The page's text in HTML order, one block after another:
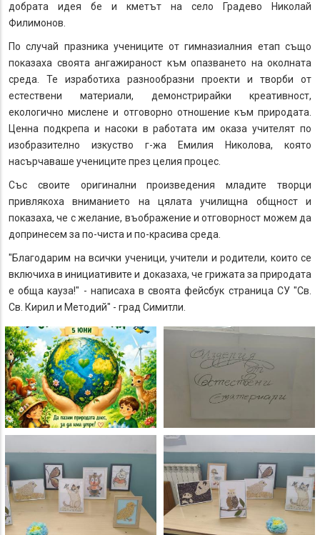
добрата идея бе и кметът на село Градево Николай
Филимонов.
По случай празника учениците от гимназиалния етап също
показаха своята ангажираност към опазването на околната
среда. Те изработиха разнообразни проекти и творби от
естествени материали, демонстрирайки креативност,
екологично мислене и отговорно отношение към природата.
Ценна подкрепа и насоки в работата им оказа учителят по
изобразително изкуство г-жа Емилия Николова, която
насърчаваше учениците през целия процес.
Със своите оригинални произведения младите творци
привлякоха вниманието на цялата училищна общност и
показаха, че с желание, въображение и отговорност можем да
допринесем за по-чиста и по-красива среда.
"Благодарим на всички ученици, учители и родители, които се
включиха в инициативите и доказаха, че грижата за природата
е обща кауза!" - написаха в своята фейсбук страница СУ "Св.
Св. Кирил и Методий" - град Симитли.